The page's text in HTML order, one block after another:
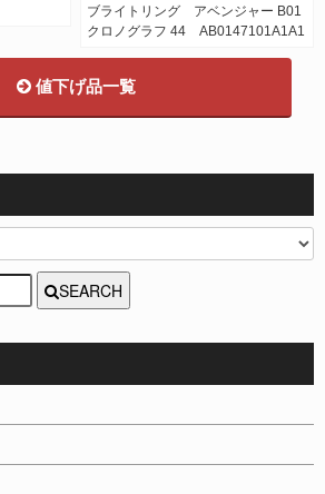
ブライトリング アベンジャー B01
クロノグラフ 44 AB0147101A1A1
値下げ品一覧
SEARCH